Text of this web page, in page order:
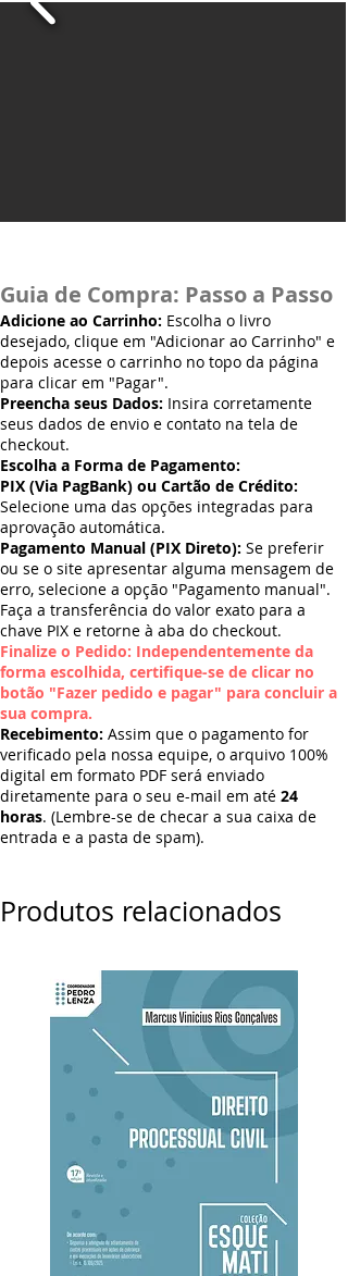
Guia de Compra: Passo a Passo
Adicione ao Carrinho: Escolha o livro
desejado, clique em "Adicionar ao Carrinho" e
depois acesse o carrinho no topo da página
para clicar em "Pagar".
Preencha seus Dados: Insira corretamente
seus dados de envio e contato na tela de
checkout.
Escolha a Forma de Pagamento:
PIX (Via PagBank) ou Cartão de Crédito:
Selecione uma das opções integradas para
aprovação automática.
Pagamento Manual (PIX Direto): Se preferir
ou se o site apresentar alguma mensagem de
erro, selecione a opção "Pagamento manual".
Faça a transferência do valor exato para a
chave PIX e retorne à aba do checkout.
Finalize o Pedido: Independentemente da
forma escolhida, certifique-se de clicar no
botão "Fazer pedido e pagar" para concluir a
sua compra.
Recebimento: Assim que o pagamento for
verificado pela nossa equipe, o arquivo 100%
digital em formato PDF será enviado
diretamente para o seu e-mail em até 24
horas. (Lembre-se de checar a sua caixa de
entrada e a pasta de spam).
Produtos relacionados